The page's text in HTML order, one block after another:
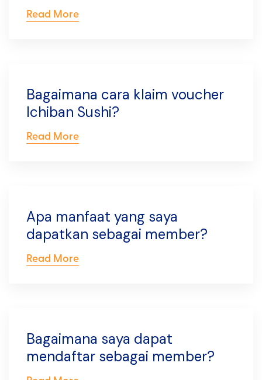
Read More
Bagaimana cara klaim voucher
Ichiban Sushi?
Read More
Apa manfaat yang saya
dapatkan sebagai member?
Read More
Bagaimana saya dapat
mendaftar sebagai member?